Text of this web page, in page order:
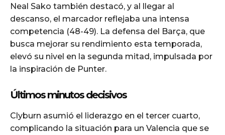
Neal Sako también destacó, y al llegar al
descanso, el marcador reflejaba una intensa
competencia (48-49). La defensa del Barça, que
busca mejorar su rendimiento esta temporada,
elevó su nivel en la segunda mitad, impulsada por
la inspiración de Punter.
Últimos minutos decisivos
Clyburn asumió el liderazgo en el tercer cuarto,
complicando la situación para un Valencia que se